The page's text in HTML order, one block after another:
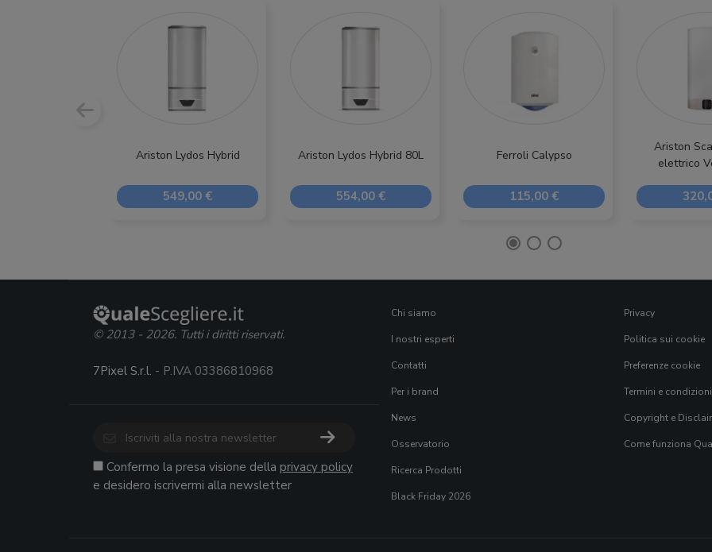
Ariston Lydos Hybrid
549,00 €
Ariston Lydos Hybrid 80L
554,00 €
Ferroli Calypso
115,00 €
Ariston
elettrico
© 2013 - 2026. Tutti i diritti riservati.
7Pixel S.r.l. - P.IVA 03386810968
Confermo la presa visione della privacy policy
e desidero iscrivermi alla newsletter
Chi siamo
I nostri esperti
Contatti
Per i brand
News
Osservatorio
Ricerca Prodotti
Black Friday 2026
Privacy
Politica sui cookie
Preferenze cookie
Termini e
Copyright e
Come funziona